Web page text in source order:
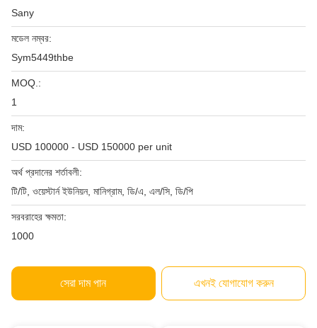
Sany
মডেল নম্বর:
Sym5449thbe
MOQ.:
1
দাম:
USD 100000 - USD 150000 per unit
অর্থ প্রদানের শর্তাবলী:
টি/টি, ওয়েস্টার্ন ইউনিয়ন, মানিগ্রাম, ডি/এ, এল/সি, ডি/পি
সরবরাহের ক্ষমতা:
1000
সেরা দাম পান এখনই যোগাযোগ করুন